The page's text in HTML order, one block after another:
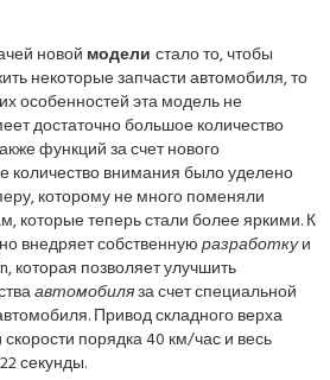
новой модели стало то, чтобы
некоторые запчасти автомобиля, то
особенностей эта модель не
достаточно большое количество
функций за счет нового
количество внимания было уделено
которому не много поменяли
которые теперь стали более яркими. К
внедряет собственнуюразработкуи
которая позволяет улучшить
автомобиляза счет специальной
Привод складного верха
порядка 40 км/час и весь
секунды.